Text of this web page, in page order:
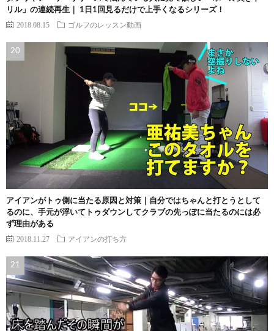
リル」の連続再生｜ 1日1回見るだけで上手くなるシリーズ！
2018.08.15 ゴルフのレッスン動画
アイアンがトゥ側に当たる原因と対策｜自分ではちゃんと打とうとして
るのに、手元が浮いてトゥダウンしてクラブの先っぽに当たるのには必
ず理由がある
2018.11.27 アイアンの打ち方